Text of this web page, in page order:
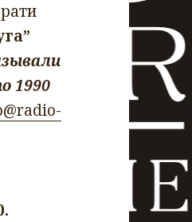
1990